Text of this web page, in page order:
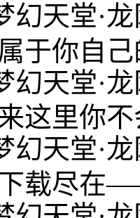
幻天堂·
于你自
幻天堂·
这里你
幻天堂·
载尽在